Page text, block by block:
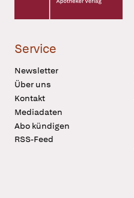
Service
Newsletter
Über uns
Kontakt
Mediadaten
Abo kündigen
RSS-Feed